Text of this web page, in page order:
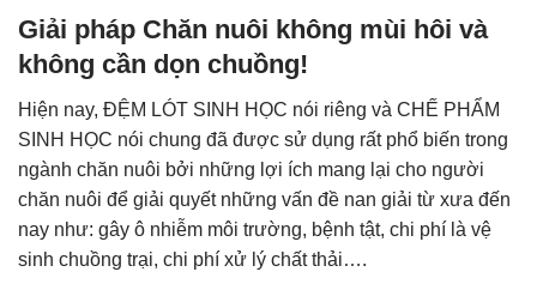
Giải pháp Chăn nuôi không mùi hôi và
không cần dọn chuồng!
Hiện nay, ĐỆM LÓT SINH HỌC nói riêng và CHẾ PHẨM
SINH HỌC nói chung đã được sử dụng rất phổ biến trong
ngành chăn nuôi bởi những lợi ích mang lại cho người
chăn nuôi để giải quyết những vấn đề nan giải từ xưa đến
nay như: gây ô nhiễm môi trường, bệnh tật, chi phí là vệ
sinh chuồng trại, chi phí xử lý chất thải….